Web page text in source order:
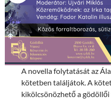
A novella folytatását az
kötetben találjátok. A
kikölcsönözhető a